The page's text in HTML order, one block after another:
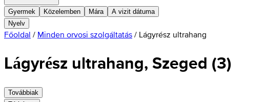
Gyermek Közelemben Mára
A vizit dátuma
Nyelv
Főoldal / Minden orvosi szolgáltatás / Lágyrész ultrahang
Lágyrész ultrahang, Szeged (3)
Továbbiak